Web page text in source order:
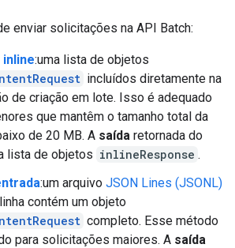
enviar solicitações na API Batch:
:uma lista de objetos
incluídos diretamente na
de criação em lote. Isso é adequado
que mantêm o tamanho total da
de 20 MB. A saída retornada do
lista de objetos inlineResponse .
:um arquivo JSON Lines (JSONL)
contém um objeto
completo. Esse método
para solicitações maiores. A saída